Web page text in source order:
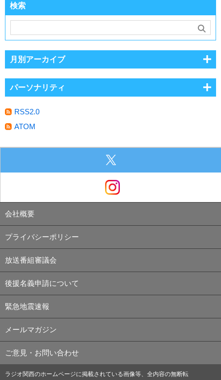
検索
月別アーカイブ
パーソナリティ
RSS2.0
ATOM
会社概要
プライバシーポリシー
放送番組審議会
後援名義申請について
緊急地震速報
メールマガジン
ご意見・お問い合わせ
ラジオ関西のホームページに掲載されている画像等、全内容の無断転